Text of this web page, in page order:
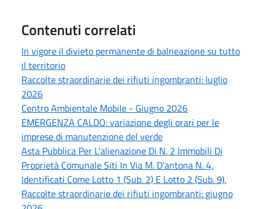
Contenuti correlati
In vigore il divieto permanente di balneazione su tutto
il territorio
Raccolte straordinarie dei rifiuti ingombranti: luglio
2026
Centro Ambientale Mobile - Giugno 2026
EMERGENZA CALDO: variazione degli orari per le
imprese di manutenzione del verde
Asta Pubblica Per L'alienazione Di N. 2 Immobili Di
Proprietà Comunale Siti In Via M. D'antona N. 4,
Identificati Come Lotto 1 (Sub. 2) E Lotto 2 (Sub. 9).
Raccolte straordinarie dei rifiuti ingombranti: giugno